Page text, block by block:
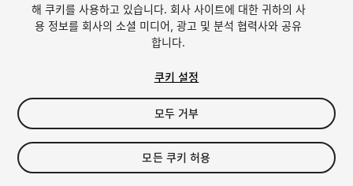
$49.99
세금/부가세는 결제 시 반영됩니다.
해 쿠키를 사용하고 있습니다. 회사 사이트에 대한 귀하의 사
용 정보를 회사의 소셜 미디어, 광고 및 분석 협력사와 공유
합니다.
쿠키 설정
모두 거부
모든 쿠키 허용